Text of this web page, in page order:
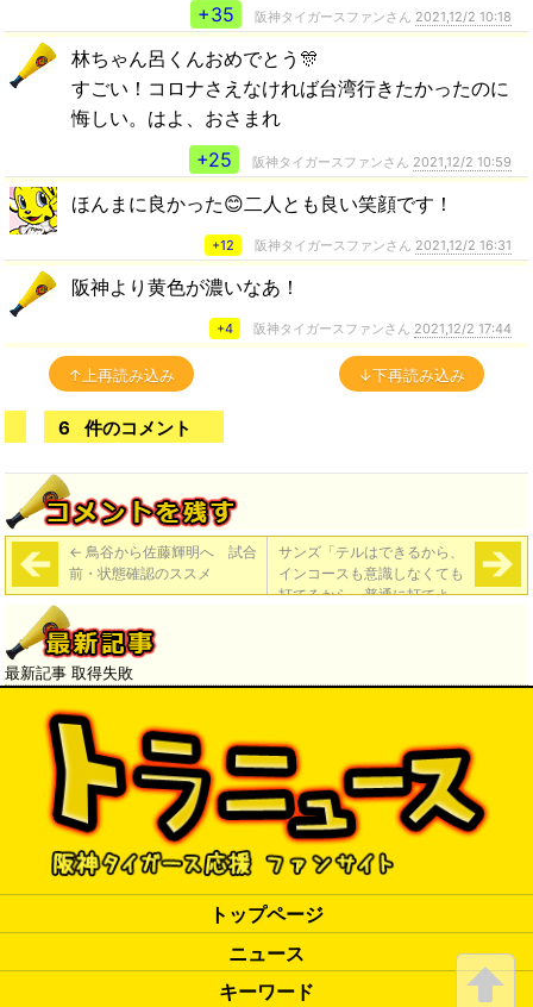
+35
阪神タイガースファンさん 2021,12/2 10:18
林ちゃん呂くんおめでとう🎊
すごい！コロナさえなければ台湾行きたかったのに
悔しい。はよ、おさまれ
+25
阪神タイガースファンさん 2021,12/2 10:59
ほんまに良かった😊二人とも良い笑顔です！
+12 阪神タイガースファンさん 2021,12/2 16:31
阪神より黄色が濃いなあ！
+4 阪神タイガースファンさん 2021,12/2 17:44
↑上再読み込み ↓下再読み込み
6 件のコメント
← 鳥谷から佐藤輝明へ 試合
前・状態確認のススメ
サンズ「テルはできるから、
インコースも意識しなくても
打てるから、普通に打てよ」
最新記事 取得失敗
トップページ
ニュース
キーワード